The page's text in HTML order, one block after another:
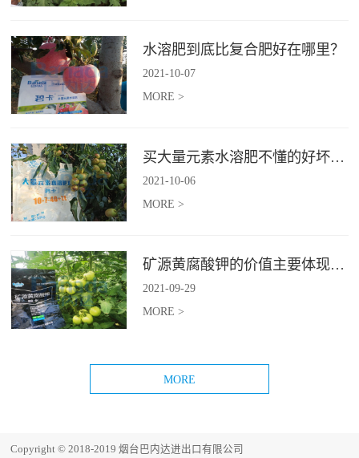
水溶肥到底比复合肥好在哪里？
2021 -10-07
MORE >
买大量元素水溶肥不懂的好坏？这几点学会，不再受骗！
2021 -10-06
MORE >
矿源黄腐酸钾的价值主要体现在哪？
2021 -09-29
MORE >
Copyright © 2018-2019 烟台巴内达进出口有限公司